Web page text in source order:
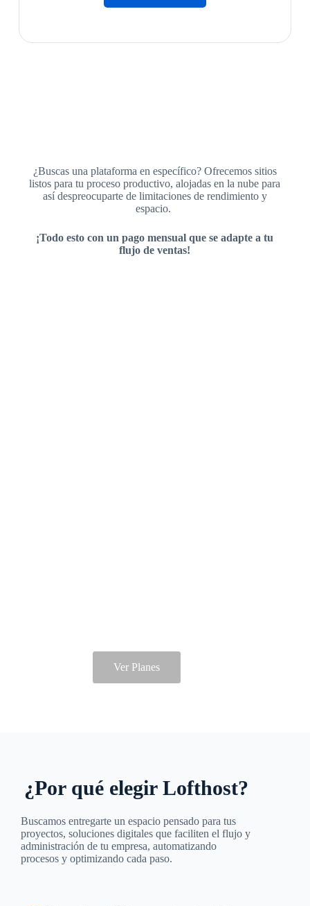
¿Buscas una plataforma en específico? Ofrecemos sitios
listos para tu proceso productivo, alojadas en la nube para
así despreocuparte de limitaciones de rendimiento y
espacio.
¡Todo esto con un pago mensual que se adapte a tu
flujo de ventas!
Ver Planes
¿Por qué elegir Lofthost?
Buscamos entregarte un espacio pensado para tus
proyectos, soluciones digitales que faciliten el flujo y
administración de tu empresa, automatizando
procesos y optimizando cada paso.